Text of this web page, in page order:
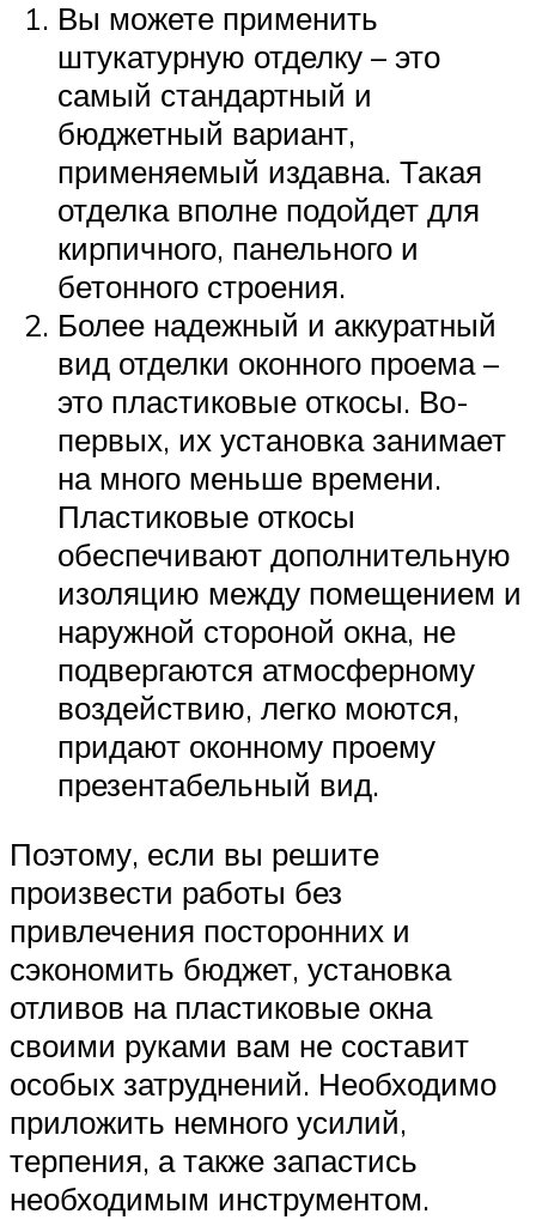
Вы можете применить
штукатурную отделку – это
самый стандартный и
бюджетный вариант,
применяемый издавна. Такая
отделка вполне подойдет для
кирпичного, панельного и
бетонного строения.
Более надежный и аккуратный
вид отделки оконного проема –
это пластиковые откосы. Во-
первых, их установка занимает
на много меньше времени.
Пластиковые откосы
обеспечивают дополнительную
изоляцию между помещением и
наружной стороной окна, не
подвергаются атмосферному
воздействию, легко моются,
придают оконному проему
презентабельный вид.
Поэтому, если вы решите
произвести работы без
привлечения посторонних и
сэкономить бюджет, установка
отливов на пластиковые окна
своими руками вам не составит
особых затруднений. Необходимо
приложить немного усилий,
терпения, а также запастись
необходимым инструментом.